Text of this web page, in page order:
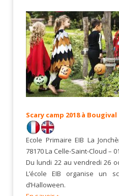
Scary camp 2018 à Bougival
Ecole Primaire EIB La
78170 La Celle-Saint-Cloud –
Du lundi 22 au vendredi 26
L’école EIB organise un
d’Halloween.